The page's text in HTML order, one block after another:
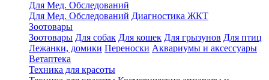
Для Мед. Обследований
Для Мед. Обследований Диагностика ЖКТ
Зоотовары
Зоотовары Для собак Для кошек Для грызунов Для птиц
Лежанки, домики Переноски Аквариумы и аксессуары
Ветаптека
Техника для красоты